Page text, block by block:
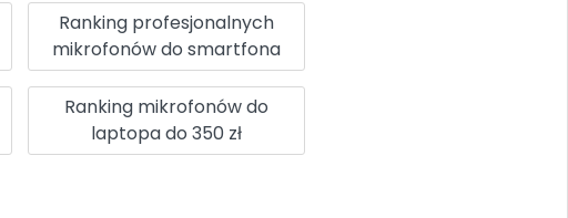
Ranking profesjonalnych
mikrofonów do smartfona
Ranking mikrofonów do
laptopa do 350 zł